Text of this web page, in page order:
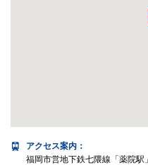
アクセス案内 ：
福岡市営地下鉄七隈線「薬院